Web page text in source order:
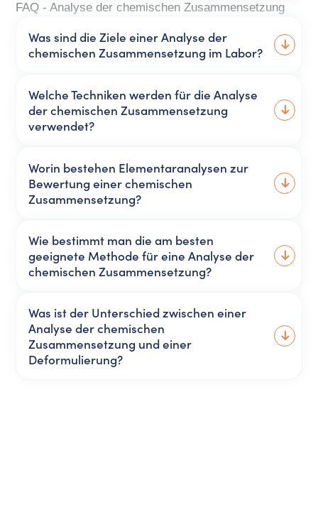
FAQ - Analyse der chemischen Zusammensetzung
Was sind die Ziele einer Analyse der
chemischen Zusammensetzung im Labor?
Welche Techniken werden für die Analyse
der chemischen Zusammensetzung
verwendet?
Worin bestehen Elementaranalysen zur
Bewertung einer chemischen
Zusammensetzung?
Wie bestimmt man die am besten
geeignete Methode für eine Analyse der
chemischen Zusammensetzung?
Was ist der Unterschied zwischen einer
Analyse der chemischen
Zusammensetzung und einer
Deformulierung?